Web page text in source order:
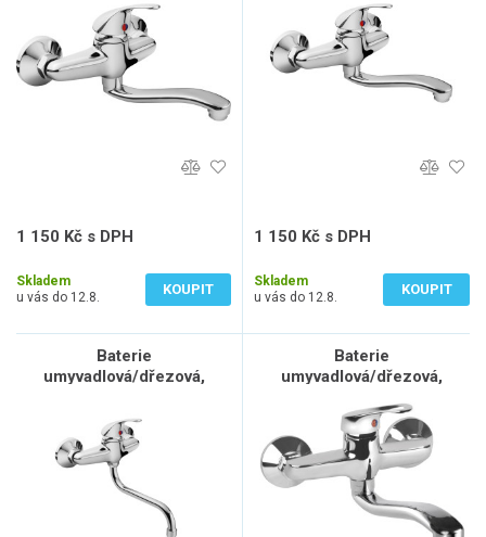
1 150 Kč s DPH
Skladem
u vás do 12.8.
KOUPIT
1 150 Kč s DPH
Skladem
u vás do 12.8.
KOUPIT
Baterie
umyvadlová/dřezová,
Baterie
umyvadlová/dřezová,